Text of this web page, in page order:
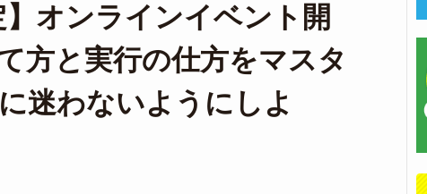
オンラインイベント開
方と実行の仕方をマスタ
迷わないようにしよ